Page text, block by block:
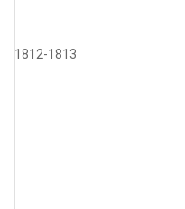
1812-1813